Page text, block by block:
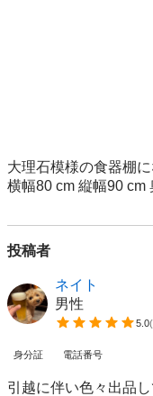
大理石模様の食器棚に
横幅80 cm 縦幅90 cm
投稿者
ネイト
男性
5.0(
身分証 電話番号
引越に伴い色々出品